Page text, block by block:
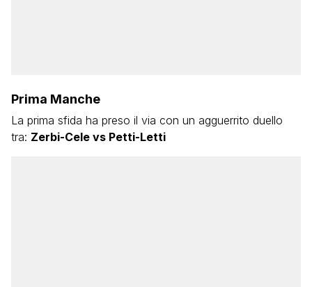
Prima Manche
La prima sfida ha preso il via con un agguerrito duello
tra: Zerbi-Cele vs Petti-Letti